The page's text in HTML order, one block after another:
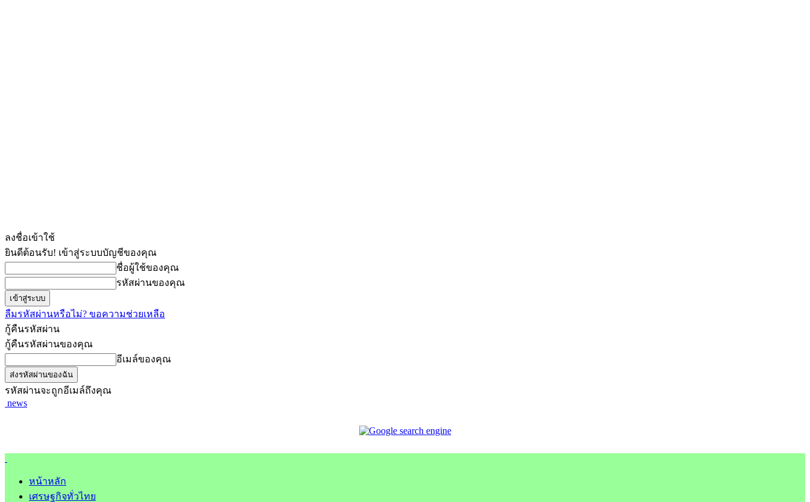
ลงชื่อเข้าใช้
ยินดีต้อนรับ! เข้าสู่ระบบบัญชีของคุณ
ชื่อผู้ใช้ของคุณ
รหัสผ่านของคุณ
ลืมรหัสผ่านหรือไม่? ขอความช่วยเหลือ
กู้คืนรหัสผ่าน
กู้คืนรหัสผ่านของคุณ
อีเมล์ของคุณ
รหัสผ่านจะถูกอีเมล์ถึงคุณ
news
หน้าหลัก
เศรษฐกิจทั่วไทย